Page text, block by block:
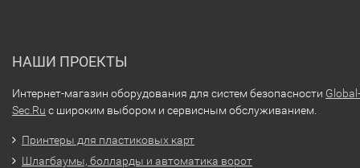
НАШИ ПРОЕКТЫ
Интернет-магазин оборудования для систем безопасности Global-
Sec.Ru с широким выбором и сервисным обслуживанием.
Принтеры для пластиковых карт
Шлагбаумы, болларды и автоматика ворот